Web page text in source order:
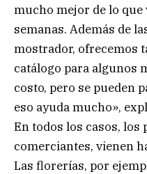
mucho mejor de lo que
semanas. Además de
mostrador, ofrecemos
catálogo para algunos
costo, pero se pueden
eso ayuda mucho»,
En todos los casos, los
comerciantes, vienen
Las florerías, por